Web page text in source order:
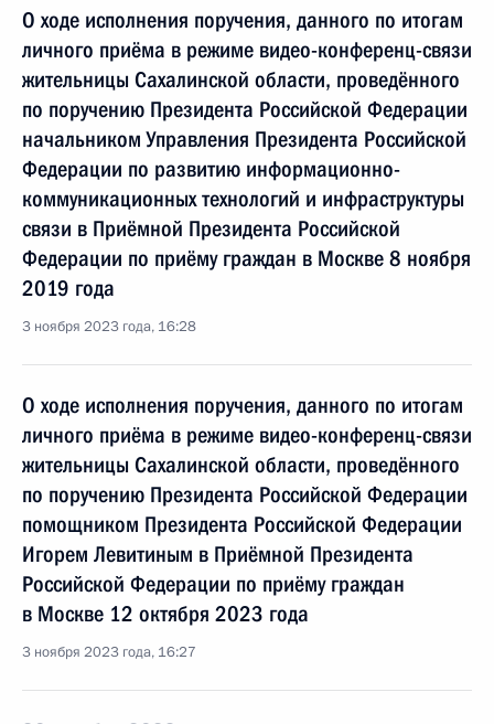
О ходе исполнения поручения, данного по итогам
личного приёма в режиме видео-конференц-связи
жительницы Сахалинской области, проведённого
по поручению Президента Российской Федерации
начальником Управления Президента Российской
Федерации по развитию информационно-
коммуникационных технологий и инфраструктуры
связи в Приёмной Президента Российской
Федерации по приёму граждан в Москве 8 ноября
2019 года
3 ноября 2023 года, 16:28
О ходе исполнения поручения, данного по итогам
личного приёма в режиме видео-конференц-связи
жительницы Сахалинской области, проведённого
по поручению Президента Российской Федерации
помощником Президента Российской Федерации
Игорем Левитиным в Приёмной Президента
Российской Федерации по приёму граждан
в Москве 12 октября 2023 года
3 ноября 2023 года, 16:27